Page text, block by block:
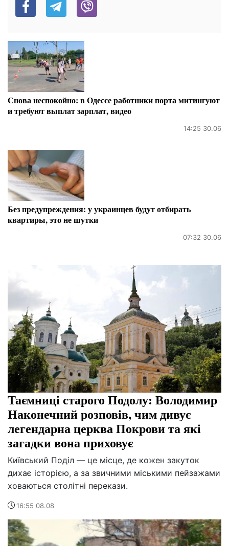
Снова неспокойно: в Одессе работники порта митингуют
и требуют выплат зарплат, видео
14:25 30.06
Без предупреждения: у украинцев будут отбирать
квартиры, это не шутки
07:32 30.06
Таємниці старого Подолу: Володимир
Наконечний розповів, чим дивує
легендарна церква Покрови та які
загадки вона приховує
Київський Поділ — це місце, де кожен закуток
дихає історією, а за звичними міськими пейзажами
ховаються столітні перекази.
16:55 08.08